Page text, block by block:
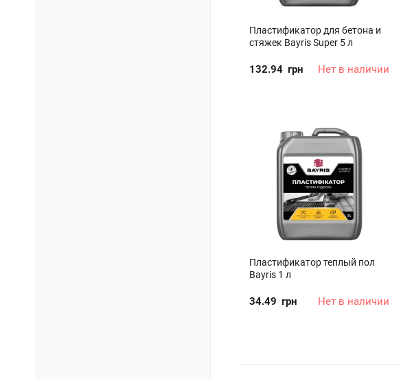
Пластификатор для бетона и
стяжек Bayris Super 5 л
132.94 грн Нет в наличии
Пластификатор теплый пол
Bayris 1 л
34.49 грн Нет в наличии